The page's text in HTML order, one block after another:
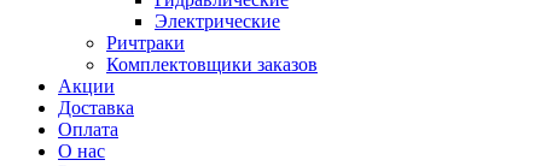
Электрические
Ричтраки
Комплектовщики заказов
Акции
Доставка
Оплата
О нас